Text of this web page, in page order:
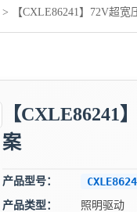
> 【CXLE86241】72V超
【CXLE86241
案
产品型号：
产品类型：
照明驱动